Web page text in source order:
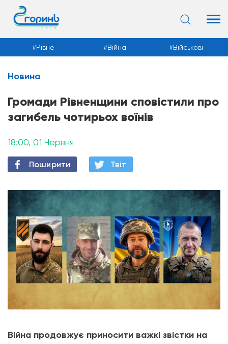
Новини
Рівне Війна Військові
Новина
Громади Рівненщини сповістили про
загибель чотирьох воїнів
18:00, 01 Червня
Поширити Твiт
​Війна продовжує приносити важкі звістки на